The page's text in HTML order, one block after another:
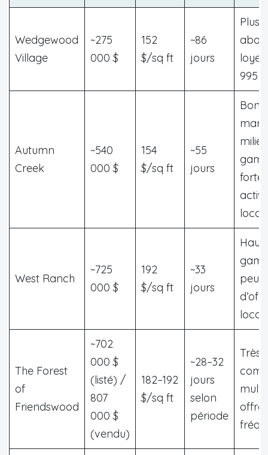
Wedgewood
Village
~275
000 $
152
$/sq ft
~86
jours
Plus
995 $
Autumn
Creek
~540
000 $
154
$/sq ft
~55
jours
Bon
forte
West Ranch
~725
000 $
192
$/sq ft
~33
jours
Haut
peu
The Forest
of
Friendswood
~702
000 $
(listé) /
807
000 $
(vendu)
182–192
$/sq ft
~28–32
jours
selon
période
Très
offres